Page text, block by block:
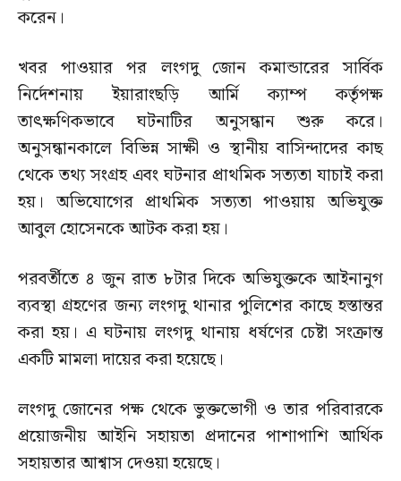
করেন।
খবর পাওয়ার পর লংগদু জোন কমান্ডারের সার্বিক
নির্দেশনায় ইয়ারাংছড়ি আর্মি ক্যাম্প কর্তৃপক্ষ
তাৎক্ষণিকভাবে ঘটনাটির অনুসন্ধান শুরু করে।
অনুসন্ধানকালে বিভিন্ন সাক্ষী ও স্থানীয় বাসিন্দাদের কাছ
থেকে তথ্য সংগ্রহ এবং ঘটনার প্রাথমিক সত্যতা যাচাই করা
হয়। অভিযোগের প্রাথমিক সত্যতা পাওয়ায় অভিযুক্ত
আবুল হোসেনকে আটক করা হয়।
পরবর্তীতে ৪ জুন রাত ৮টার দিকে অভিযুক্তকে আইনানুগ
ব্যবস্থা গ্রহণের জন্য লংগদু থানার পুলিশের কাছে হস্তান্তর
করা হয়। এ ঘটনায় লংগদু থানায় ধর্ষণের চেষ্টা সংক্রান্ত
একটি মামলা দায়ের করা হয়েছে।
লংগদু জোনের পক্ষ থেকে ভুক্তভোগী ও তার পরিবারকে
প্রয়োজনীয় আইনি সহায়তা প্রদানের পাশাপাশি আর্থিক
সহায়তার আশ্বাস দেওয়া হয়েছে।